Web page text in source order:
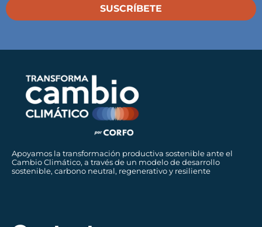
SUSCRÍBETE
Apoyamos la transformación productiva sostenible ante el
Cambio Climático, a través de un modelo de desarrollo
sostenible, carbono neutral, regenerativo y resiliente